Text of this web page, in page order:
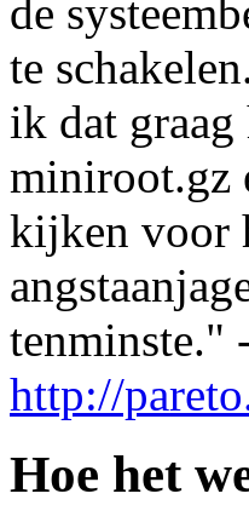
de
te
ik dat graag
miniroot.gz
kijken voor
tenminste."
http://
Hoe het